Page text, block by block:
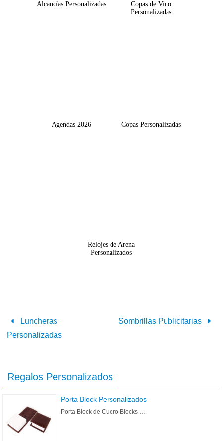
Alcancías Personalizadas
Copas de Vino
Personalizadas
Agendas 2026 Copas Personalizadas
Relojes de Arena
Personalizados
Luncheras
Personalizadas
Sombrillas Publicitarias
Regalos Personalizados
Porta Block Personalizados
Porta Block de Cuero Blocks …